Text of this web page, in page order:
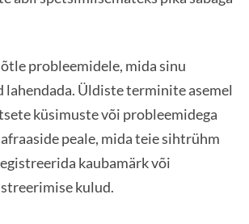
probleemidele, mida sinu
lahendada. Üldiste terminite asemel
küsimuste või probleemidega
peale, mida teie sihtrühm
kaubamärk või
kulud.